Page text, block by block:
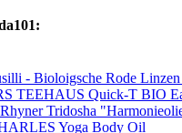
- Bioloigsche Rode
TEEHAUS Quick-T BIO
Tridosha
Yoga Body Oil